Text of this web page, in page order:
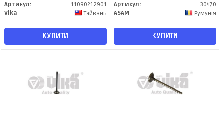
Артикул:
11090212901
Vika
Тайвань
КУПИТИ
Артикул:
30470
ASAM
Румунія
КУПИТИ